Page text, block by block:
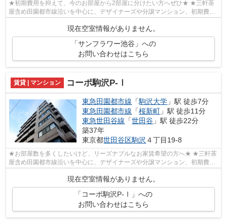
★初期費用を抑えて、今のお部屋から2部屋に分けたい方へぜひ★ ★三軒茶
屋含め田園都市線沿いを中心に、デザイナーズや分譲マンション、初期費用
を抑えた部屋探しはぜひ当社にお任せくだ...
現在空室情報がありません。
「サンフラワー池谷」への
お問い合わせはこちら
賃貸 | マンション コーポ駒沢P-Ⅰ
東急田園都市線 「駒沢大学 」駅 徒歩7分
東急田園都市線 「桜新町 」駅 徒歩11分
東急世田谷線 「世田谷 」駅 徒歩22分
築37年
東京都世田谷区駒沢 ４丁目19-8
★お部屋数を多くしたいけど、リーズナブルなお家賃希望の方へ★ ★三軒茶
屋含め田園都市線沿いを中心に、デザイナーズや分譲マンション、初期費用
現在空室情報がありません。
「コーポ駒沢P-Ⅰ」への
お問い合わせはこちら